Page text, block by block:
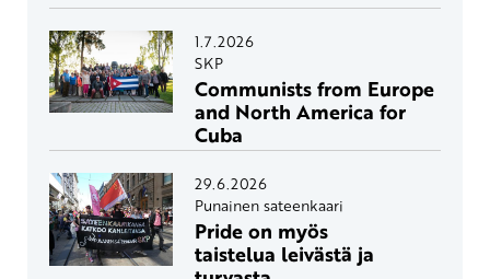
1.7.2026
SKP
Communists from Europe
and North America for
Cuba
29.6.2026
Punainen sateenkaari
Pride on myös
taistelua leivästä ja